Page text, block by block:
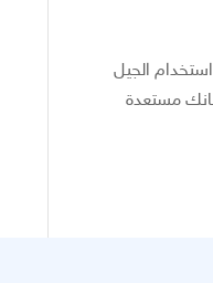
الجيل
مستعدة